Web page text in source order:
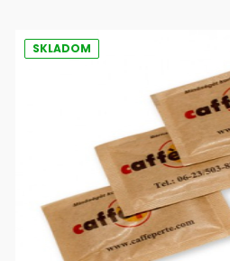
SKLADOM